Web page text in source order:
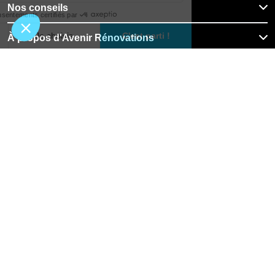
Nos conseils
À propos d'Avenir Rénovations